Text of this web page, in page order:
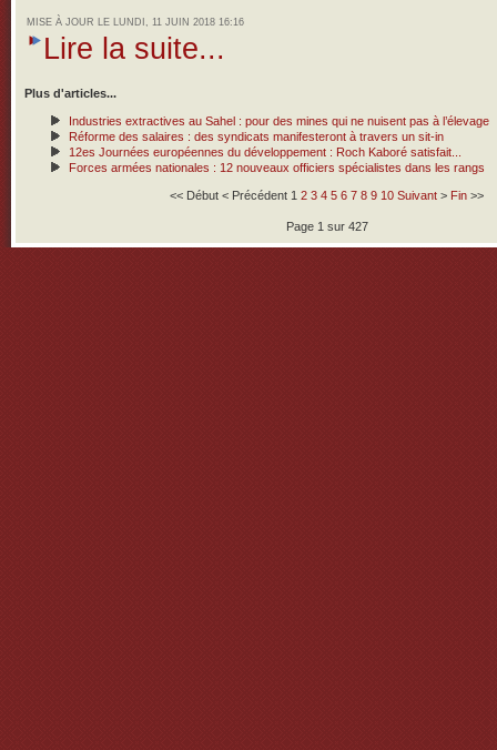
MISE À JOUR LE LUNDI, 11 JUIN 2018 16:16
Lire la suite...
Plus d'articles...
Industries extractives au Sahel : pour des mines qui ne nuisent pas à l’élevage
Réforme des salaires : des syndicats manifesteront à travers un sit-in
12es Journées européennes du développement : Roch Kaboré satisfait...
Forces armées nationales : 12 nouveaux officiers spécialistes dans les rangs
<< Début < Précédent 1 2 3 4 5 6 7 8 9 10 Suivant > Fin >>
Page 1 sur 427